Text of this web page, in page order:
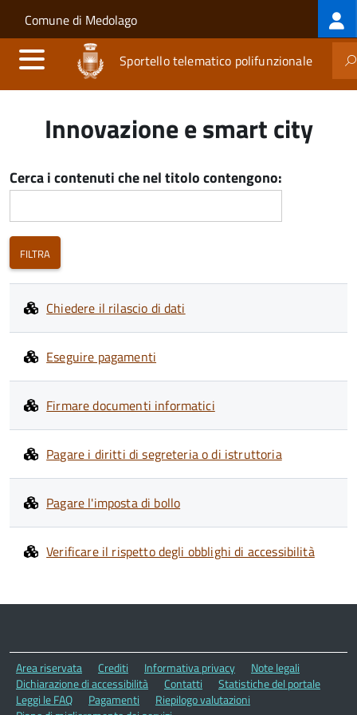
Salta al contenuto principale
Skip to site navigation
Comune di Medolago
Sportello telematico polifunzionale
Innovazione e smart city
Cerca i contenuti che nel titolo contengono:
Chiedere il rilascio di dati
Eseguire pagamenti
Firmare documenti informatici
Pagare i diritti di segreteria o di istruttoria
Pagare l'imposta di bollo
Verificare il rispetto degli obblighi di accessibilità
Area riservata Crediti Informativa privacy
Note legali
Dichiarazione di accessibilità
Contatti
Statistiche del portale
Leggi le FAQ
Pagamenti
Riepilogo valutazioni